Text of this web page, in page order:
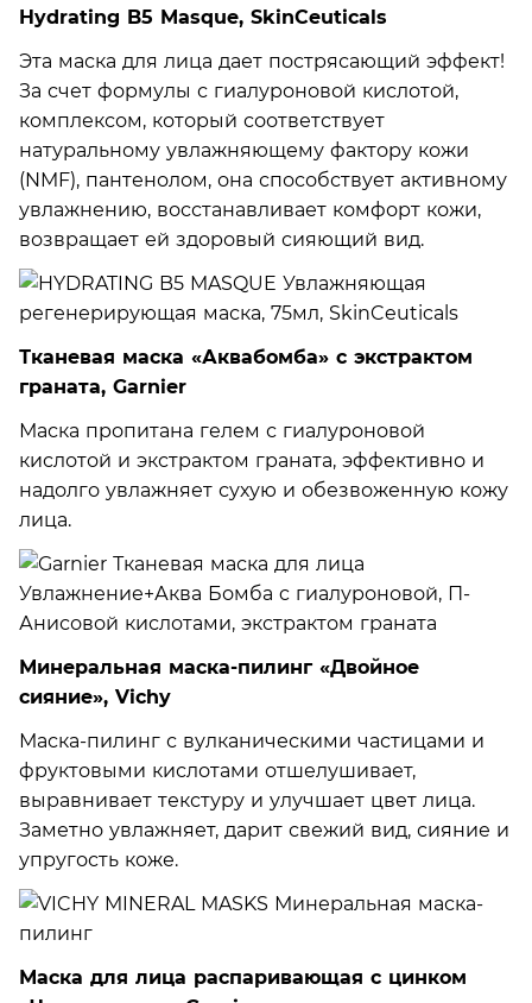
Hydrating B5 Masque, SkinCeuticals
Эта маска для лица дает пострясающий эффект!
За счет формулы с гиалуроновой кислотой,
комплексом, который соответствует
натуральному увлажняющему фактору кожи
(NMF), пантенолом, она способствует активному
увлажнению, восстанавливает комфорт кожи,
возвращает ей здоровый сияющий вид.
Тканевая маска «Аквабомба» с экстрактом
граната, Garnier
Маска пропитана гелем с гиалуроновой
кислотой и экстрактом граната, эффективно и
надолго увлажняет сухую и обезвоженную кожу
лица.
Минеральная маска-пилинг «Двойное
сияние», Vichy
Маска-пилинг с вулканическими частицами и
фруктовыми кислотами отшелушивает,
выравнивает текстуру и улучшает цвет лица.
Заметно увлажняет, дарит свежий вид, сияние и
упругость коже.
Маска для лица распаривающая с цинком